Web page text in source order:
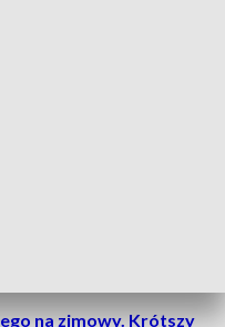
na zimowy. Krótszy